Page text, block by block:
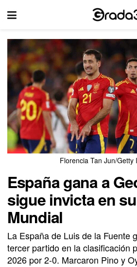
Florencia Tan Jun/Getty
España gana a
sigue invicta en
Mundial
La España de Luis de la Fuente
tercer partido en la clasificación
2026 por 2-0. Marcaron Pino y